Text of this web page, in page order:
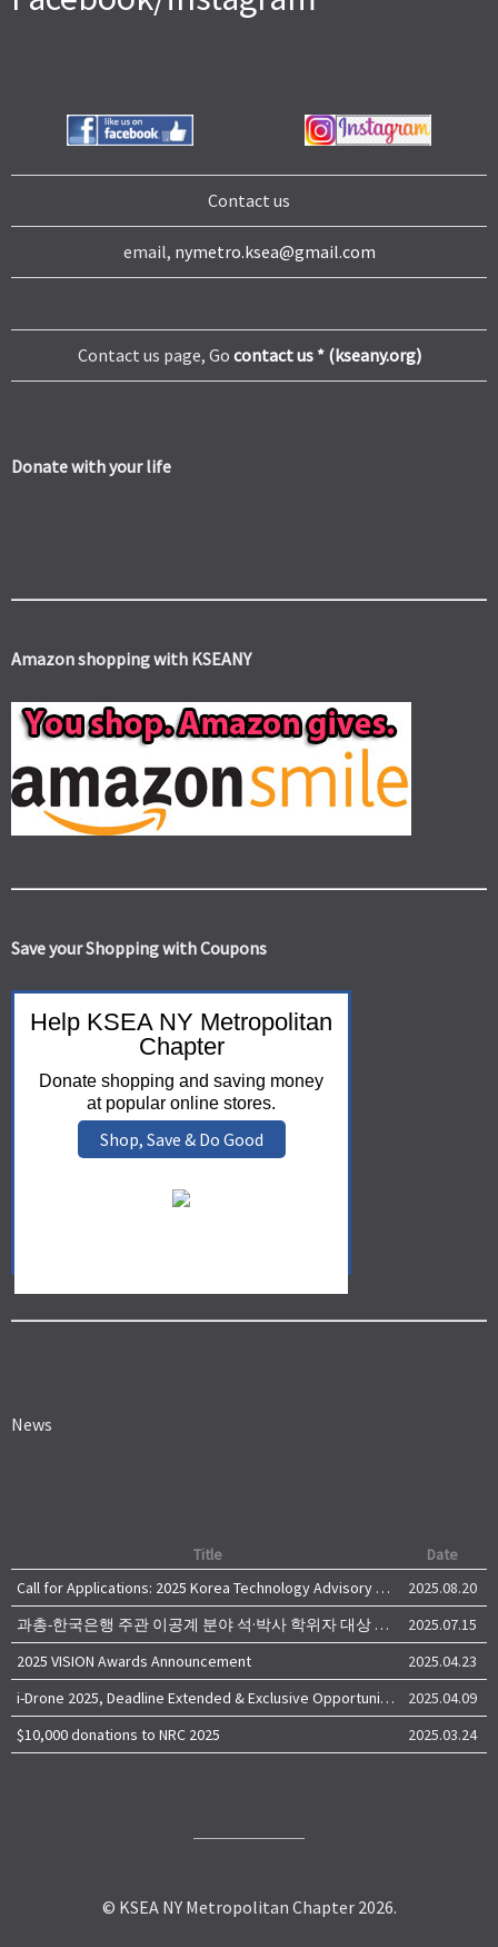
Contact us
email, nymetro.ksea@gmail.com
Contact us page, Go contact us * (kseany.org)
Donate with your life
Amazon shopping with KSEANY
Save your Shopping with Coupons
Help KSEA NY Metropolitan
Chapter
Donate shopping and saving money
at popular online stores.
Shop, Save & Do Good
News
Title
Date
Call for Applications: 2025 Korea Technology Advisory Group (K-TAG)
2025.08.20
과총-한국은행 주관 이공계 분야 석·박사 학위자 대상 서베이
2025.07.15
2025 VISION Awards Announcement
2025.04.23
i-Drone 2025, Deadline Extended & Exclusive Opportunity to Travel to Korea!
2025.04.09
$10,000 donations to NRC 2025
2025.03.24
© KSEA NY Metropolitan Chapter 2026.